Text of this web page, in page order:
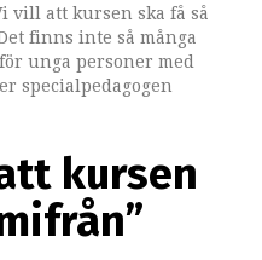
vill att kursen ska få så
finns inte så många
unga personer med
specialpedagogen
kursen